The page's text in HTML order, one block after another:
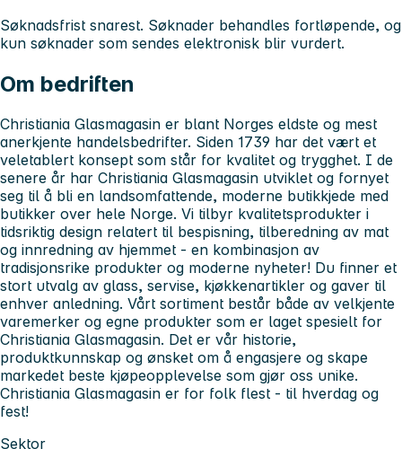
Søknadsfrist snarest. Søknader behandles fortløpende, og
kun søknader som sendes elektronisk blir vurdert.
Om bedriften
Christiania Glasmagasin er blant Norges eldste og mest
anerkjente handelsbedrifter. Siden 1739 har det vært et
veletablert konsept som står for kvalitet og trygghet. I de
senere år har Christiania Glasmagasin utviklet og fornyet
seg til å bli en landsomfattende, moderne butikkjede med
butikker over hele Norge. Vi tilbyr kvalitetsprodukter i
tidsriktig design relatert til bespisning, tilberedning av mat
og innredning av hjemmet - en kombinasjon av
tradisjonsrike produkter og moderne nyheter! Du finner et
stort utvalg av glass, servise, kjøkkenartikler og gaver til
enhver anledning. Vårt sortiment består både av velkjente
varemerker og egne produkter som er laget spesielt for
Christiania Glasmagasin. Det er vår historie,
produktkunnskap og ønsket om å engasjere og skape
markedet beste kjøpeopplevelse som gjør oss unike.
Christiania Glasmagasin er for folk flest - til hverdag og
fest!
Sektor